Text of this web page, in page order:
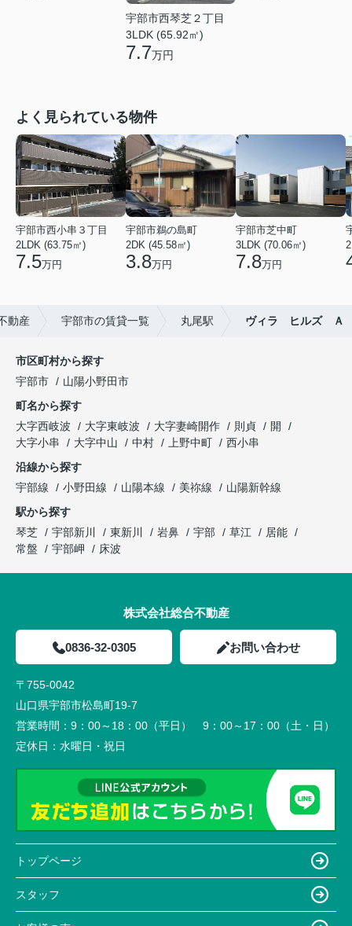
宇部市西琴芝２丁目
3LDK (65.92㎡)
7.7万円
よく見られている物件
宇部市西小串３丁目
2LDK (63.75㎡)
7.5万円
宇部市鵜の島町
2DK (45.58㎡)
3.8万円
宇部市芝中町
3LDK (70.06㎡)
7.8万円
動産 宇部市の賃貸一覧 丸尾駅 ヴィラ ヒルズ Ａ
市区町村から探す
宇部市
山陽小野田市
町名から探す
大字西岐波
大字東岐波 大字妻崎開作 則貞
開
大字小串
大字中山 中村 上野中町
西小串
沿線から探す
宇部線
小野田線 山陽本線 美祢線
山陽新幹線
駅から探す
琴芝
宇部新川 東新川 岩鼻 宇部 草江
居能
常盤
宇部岬 床波
株式会社総合不動産
0836-32-0305 お問い合わせ
〒755-0042
山口県宇部市松島町19-7
営業時間： 9：00～18：00（平日） 9：00～17：00（土・日）
定休日： 水曜日・祝日
トップページ
スタッフ